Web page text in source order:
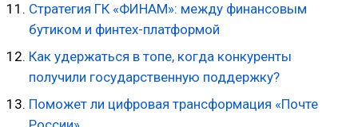
Стратегия ГК «ФИНАМ»: между финансовым
бутиком и финтех-платформой
Как удержаться в топе, когда конкуренты
получили государственную поддержку?
Поможет ли цифровая трансформация «Почте